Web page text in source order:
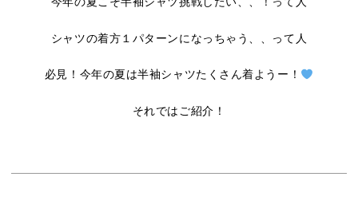
シャツの着方１パターンになっちゃう、、って人
必見！今年の夏は半袖シャツたくさん着ようー！
それではご紹介！